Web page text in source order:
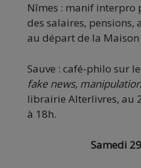
Nîmes : manif interpro
des salaires, pensions,
au départ de la Maison
Sauve : café-philo sur
fake news,
librairie Alterlivres, au
à 18h.
Samedi